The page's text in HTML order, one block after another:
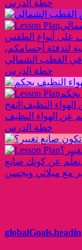
خطة الدرس
على أنواع الطقس
لتدفئة أجسامكم،
خطة الدرس
الهواء النظيف! انفخ
خطة الدرس
تعلّم عن كونك صانع